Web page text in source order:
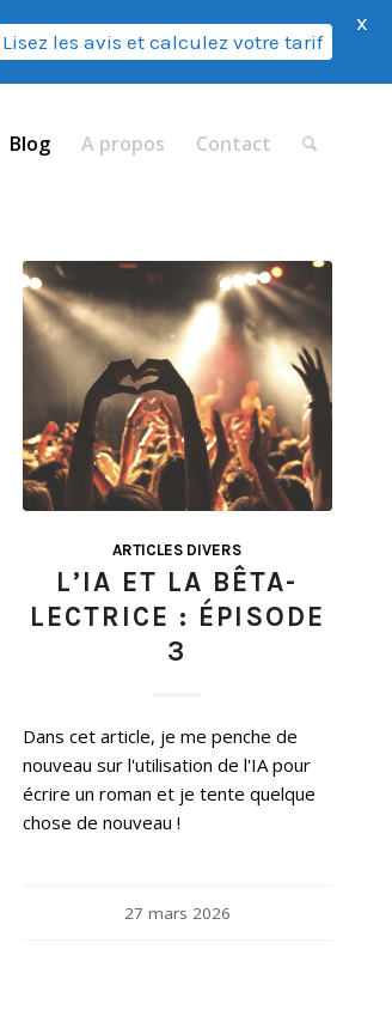
Blog A propos Contact
ARTICLES DIVERS
L’IA ET LA BÊTA-
LECTRICE : ÉPISODE
3
Dans cet article, je me penche de
nouveau sur l'utilisation de l'IA pour
écrire un roman et je tente quelque
chose de nouveau !
27 mars 2026
Lisez les avis et calculez votre tarif
X